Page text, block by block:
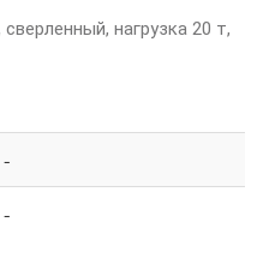
нагрузка 20 т,
-
-